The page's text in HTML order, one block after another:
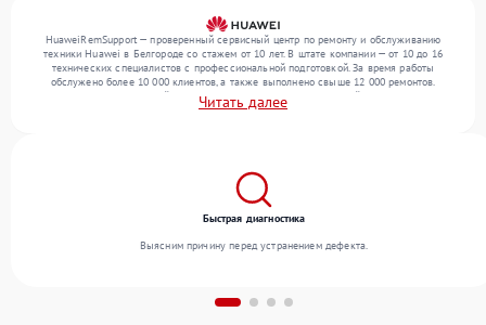
HuaweiRemSupport — проверенный сервисный центр по ремонту и обслуживанию
техники Huawei в Белгороде со стажем от 10 лет. В штате компании — от 10 до 16
технических специалистов с профессиональной подготовкой. За время работы
обслужено более 10 000 клиентов, а также выполнено свыше 12 000 ремонтов.
Ежемесячно в сервисный центр поступает более 300 обращений, включая , , . Мы
выполняем ремонт различного уровня сложности и гарантируем высокое качество
Читать далее
Быстрая диагностика
Выясним причину перед устранением дефекта.